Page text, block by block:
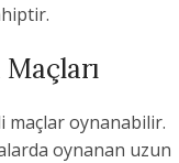
maçlar oynanabilir.
oynanan uzun